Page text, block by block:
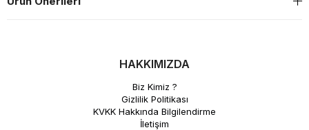
HAKKIMIZDA
Biz Kimiz ?
Gizlilik Politikası
KVKK Hakkında Bilgilendirme
İletişim